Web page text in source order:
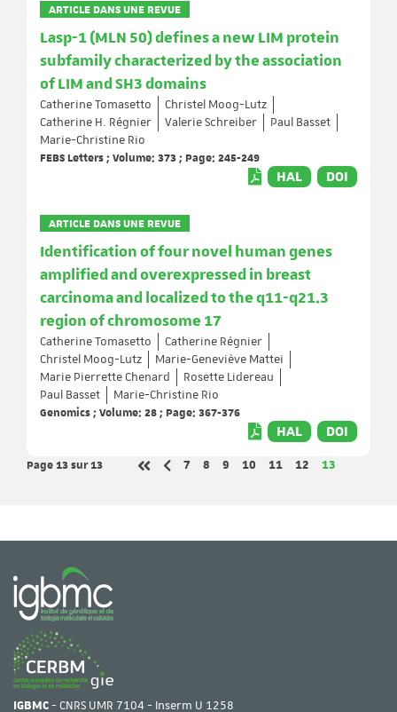
ARTICLE DANS UNE REVUE
Lasp-1 (MLN 50) defines a new LIM protein
subfamily characterized by the association
of LIM and SH3 domains
Catherine Tomasetto
Christel Moog-Lutz
Catherine H. Régnier
Valerie Schreiber
Paul Basset
Marie-Christine Rio
FEBS Letters ; Volume: 373 ; Page: 245-249
HAL DOI
ARTICLE DANS UNE REVUE
Identification of four novel human genes
amplified and overexpressed in breast
carcinoma and localized to the q11-q21.3
region of chromosome 17
Catherine Tomasetto
Catherine Régnier
Christel Moog-Lutz
Marie-Geneviève Mattei
Marie Pierrette Chenard
Rosette Lidereau
Paul Basset
Marie-Christine Rio
Genomics ; Volume: 28 ; Page: 367-376
HAL DOI
Page 13sur 13
Page
7 Page
8 Page
9 Page
10 Page
11 Page
12 Page
13
IGBMC- CNRS UMR 7104 - Inserm U 1258